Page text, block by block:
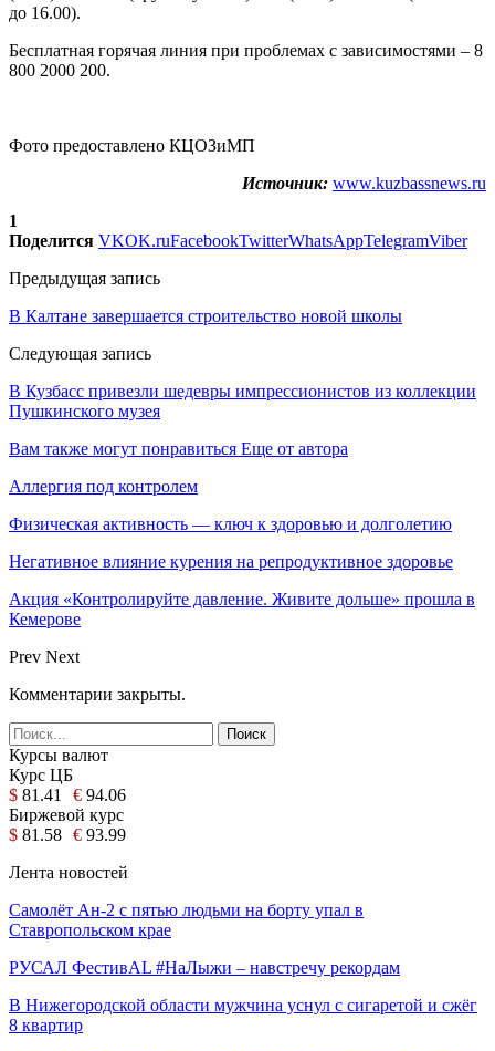
до 16.00).
Бесплатная горячая линия при проблемах с зависимостями – 8
800 2000 200.
Фото предоставлено КЦОЗиМП
Источник: www.kuzbassnews.ru
1
Поделится VKOK.ruFacebookTwitterWhatsAppTelegramViber
Предыдущая запись
В Калтане завершается строительство новой школы
Следующая запись
В Кузбасс привезли шедевры импрессионистов из коллекции
Пушкинского музея
Вам также могут понравиться Еще от автора
Аллергия под контролем
Физическая активность — ключ к здоровью и долголетию
Негативное влияние курения на репродуктивное здоровье
Акция «Контролируйте давление. Живите дольше» прошла в
Кемерове
Prev Next
Комментарии закрыты.
Курсы валют
Курс ЦБ
$ 81.41 € 94.06
Биржевой курс
$ 81.58 € 93.99
Лента новостей
Самолёт Ан-2 с пятью людьми на борту упал в
Ставропольском крае
РУСАЛ ФестивAL #НаЛыжи – навстречу рекордам
В Нижегородской области мужчина уснул с сигаретой и сжёг
8 квартир